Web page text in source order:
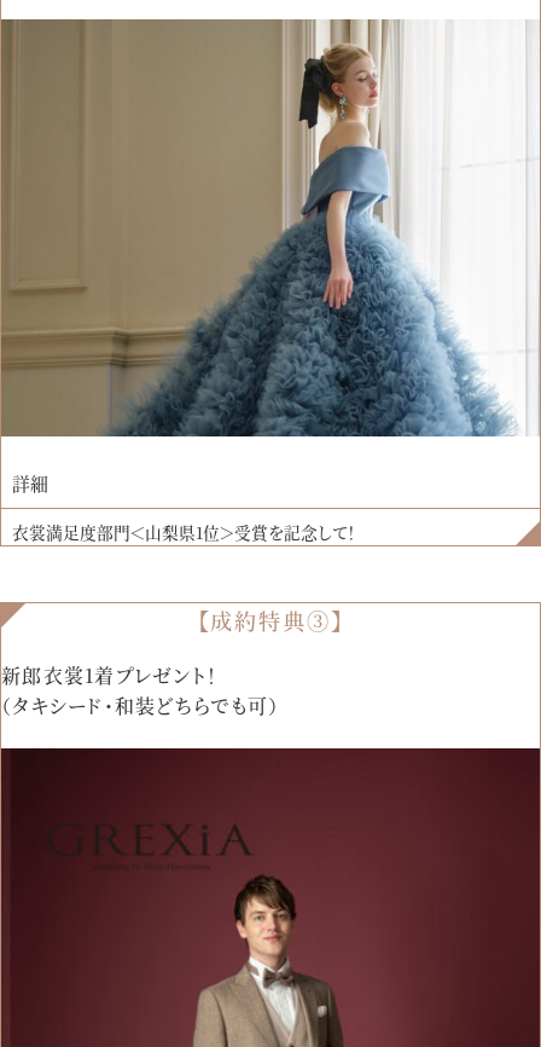
詳細
衣裳満足度部門＜山梨県1位＞受賞を記念して！
【成約特典③】
新郎衣裳1着プレゼント！
（タキシード・和装どちらでも可）